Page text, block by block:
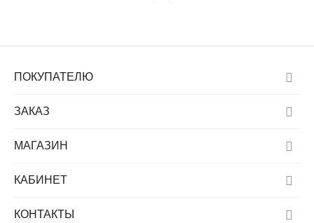
ПОКУПАТЕЛЮ
ЗАКАЗ
МАГАЗИН
КАБИНЕТ
КОНТАКТЫ